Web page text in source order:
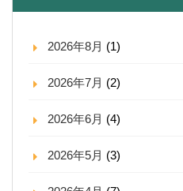
2026年8月 (1)
2026年7月 (2)
2026年6月 (4)
2026年5月 (3)